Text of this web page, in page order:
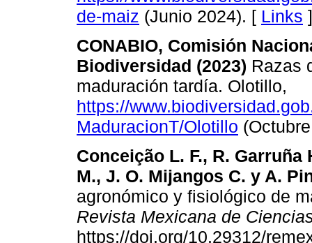
de-maiz (Junio 2024). [ Links ]
CONABIO, Comisión
Biodiversidad (2023) Razas
maduración tardía. Olotillo,
https://
MaduracionT/Olotillo
Conceição L. F., R. Garruña
M., J. O. Mijangos C. y A.
agronómico y fisiológico de
Revista Mexicana de
https://doi.org/10.29312/